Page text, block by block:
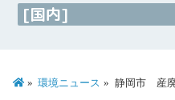
[国内]
環境ニュース 静岡市 産